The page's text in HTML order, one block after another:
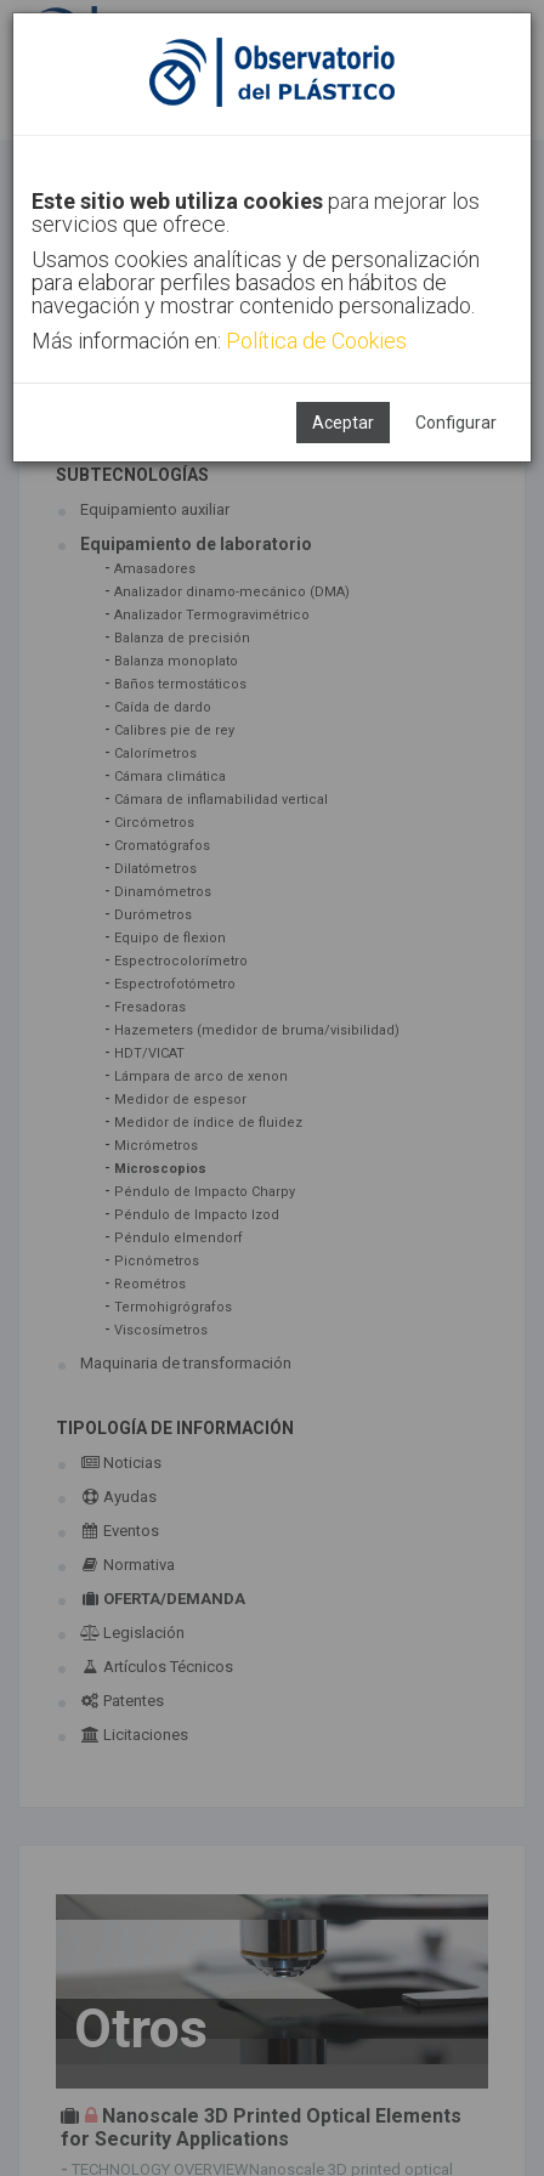
Identifícate Regístrate
Inicio Sectores Otros
Este sitio web utiliza cookies para mejorar los
servicios que ofrece.
Usamos cookies analíticas y de personalización
para elaborar perfiles basados en hábitos de
navegación y mostrar contenido personalizado.
Más información en: Política de Cookies
Aceptar Configurar
TECNOLOGÍAS ASOCIADAS
SUBTECNOLOGÍAS
Equipamiento auxiliar
Equipamiento de laboratorio
- Amasadores
- Analizador dinamo-mecánico (DMA)
- Analizador Termogravimétrico
- Balanza de precisión
- Balanza monoplato
- Baños termostáticos
- Caída de dardo
- Calibres pie de rey
- Calorímetros
- Cámara climática
- Cámara de inflamabilidad vertical
- Circómetros
- Cromatógrafos
- Dilatómetros
- Dinamómetros
- Durómetros
- Equipo de flexion
- Espectrocolorímetro
- Espectrofotómetro
- Fresadoras
- Hazemeters (medidor de bruma/visibilidad)
- HDT/VICAT
- Lámpara de arco de xenon
- Medidor de espesor
- Medidor de índice de fluidez
- Micrómetros
- Microscopios
- Péndulo de Impacto Charpy
- Péndulo de Impacto Izod
- Péndulo elmendorf
- Picnómetros
- Reométros
- Termohigrógrafos
- Viscosímetros
Maquinaria de transformación
TIPOLOGÍA DE INFORMACIÓN
Noticias
Ayudas
Eventos
Normativa
OFERTA/DEMANDA
Legislación
Artículos Técnicos
Patentes
Licitaciones
Otros
Nanoscale 3D Printed Optical Elements
for Security Applications
- TECHNOLOGY OVERVIEWNanoscale 3D printed optical